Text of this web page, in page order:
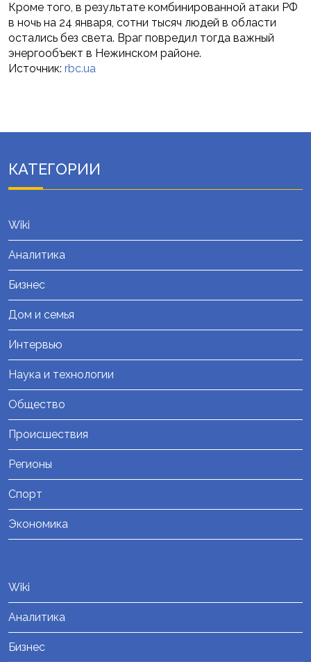
Кроме того, в результате комбинированной атаки РФ
в ночь на 24 января, сотни тысяч людей в области
остались без света. Враг повредил тогда важный
энергообъект в Нежинском районе.
Источник: rbc.ua
КАТЕГОРИИ
Wiki
Аналитика
Бизнес
Дом и семья
Интервью
Наука и технологии
Общество
Происшествия
Регионы
Спорт
Экономика
Wiki
Аналитика
Бизнес